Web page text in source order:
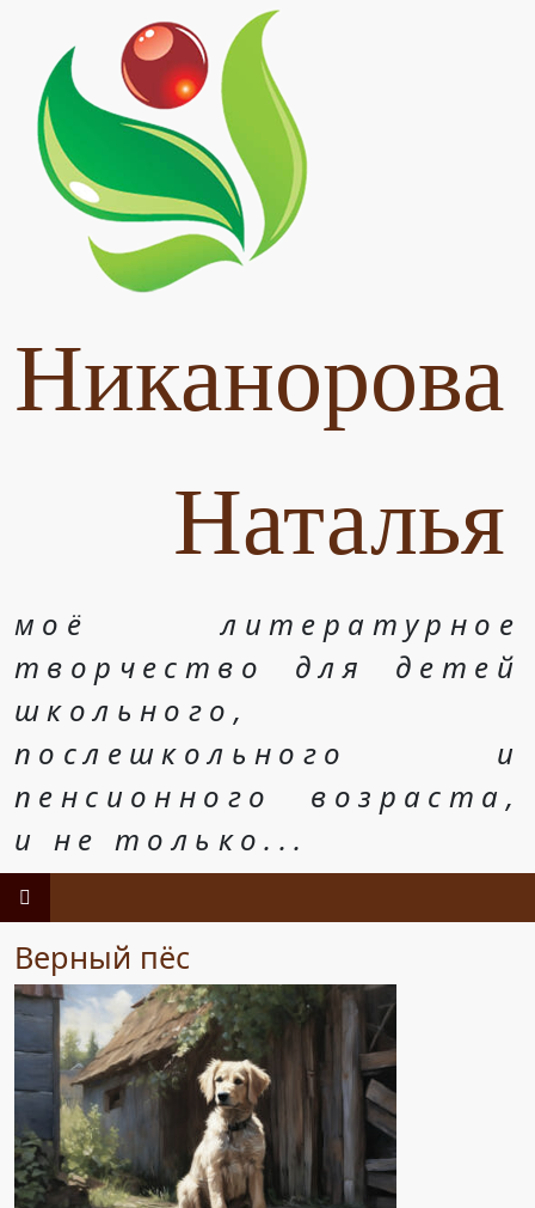
Никанорова
Наталья
моё литературное
творчество для детей
школьного,
послешкольного и
пенсионного возраста,
и не только...
Верный пёс